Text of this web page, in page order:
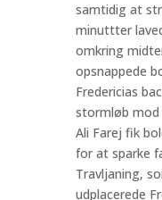
samtidig at
minuttter
omkring
opsnappede
Fredericias
stormløb mod
Ali Farej fik
for at sparke
Travljaning,
udplacerede